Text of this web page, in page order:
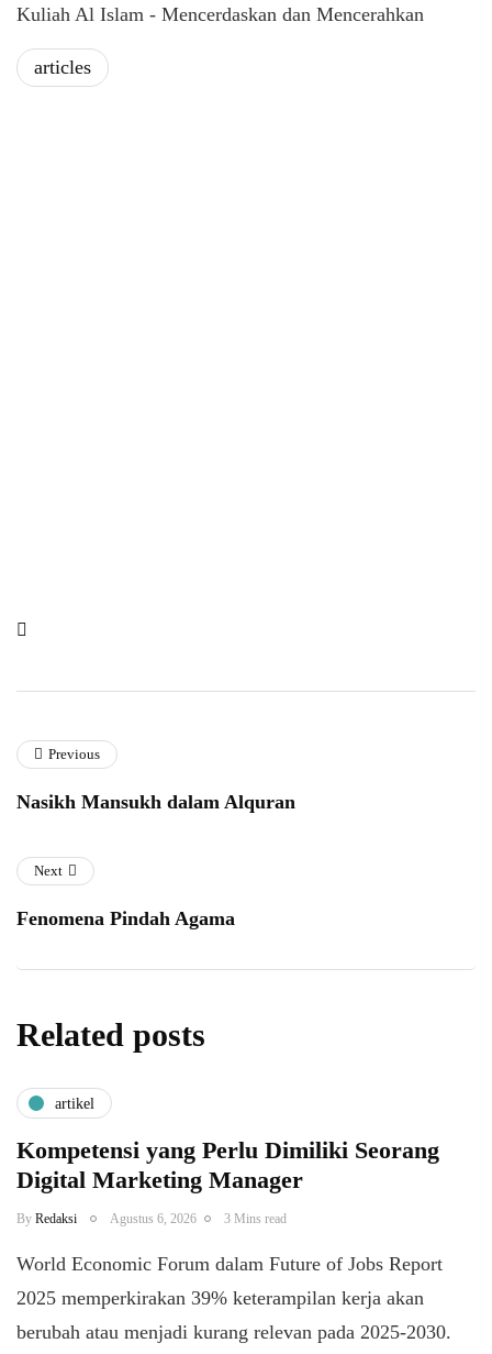
Kuliah Al Islam - Mencerdaskan dan Mencerahkan
articles
Previous
Nasikh Mansukh dalam Alquran
Next
Fenomena Pindah Agama
Related posts
artikel
Kompetensi yang Perlu Dimiliki Seorang
Digital Marketing Manager
By Redaksi Agustus 6, 2026 3 Mins read
World Economic Forum dalam Future of Jobs Report
2025 memperkirakan 39% keterampilan kerja akan
berubah atau menjadi kurang relevan pada 2025-2030.